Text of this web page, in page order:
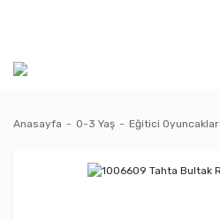
Anasayfa 0-3 Yaş Eğitici Oyuncaklar